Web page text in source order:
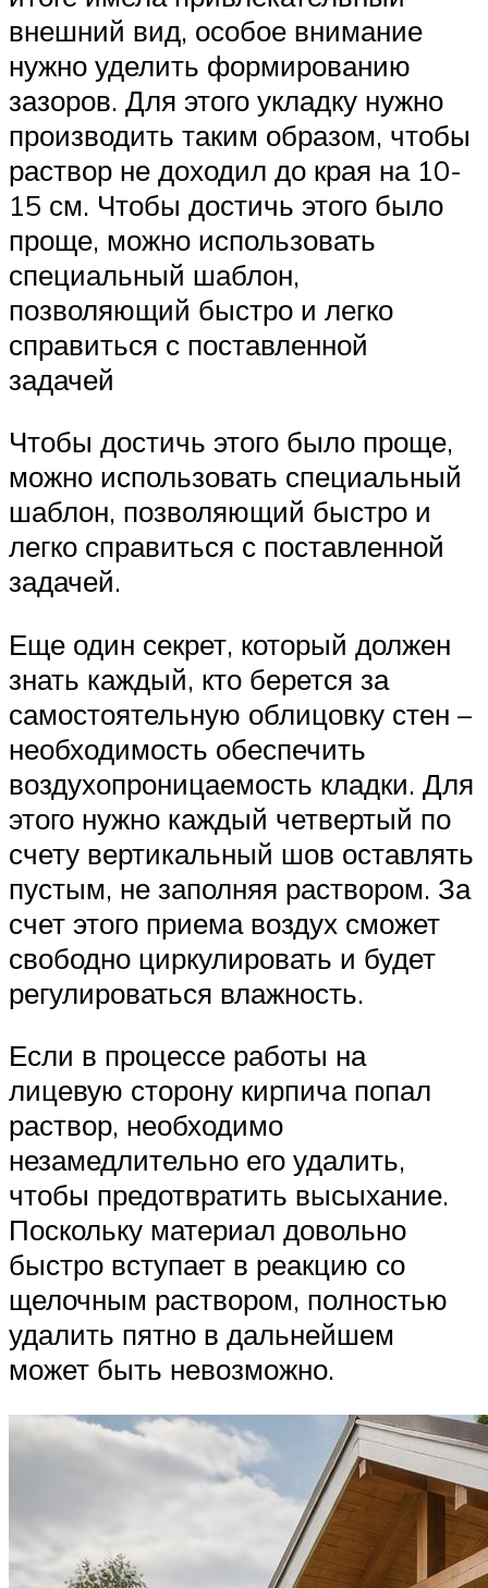
внешний вид, особое внимание
нужно уделить формированию
зазоров. Для этого укладку нужно
производить таким образом, чтобы
раствор не доходил до края на 10-
15 см. Чтобы достичь этого было
проще, можно использовать
специальный шаблон,
позволяющий быстро и легко
справиться с поставленной
задачей
Чтобы достичь этого было проще,
можно использовать специальный
шаблон, позволяющий быстро и
легко справиться с поставленной
задачей.
Еще один секрет, который должен
знать каждый, кто берется за
самостоятельную облицовку стен –
необходимость обеспечить
воздухопроницаемость кладки. Для
этого нужно каждый четвертый по
счету вертикальный шов оставлять
пустым, не заполняя раствором. За
счет этого приема воздух сможет
свободно циркулировать и будет
регулироваться влажность.
Если в процессе работы на
лицевую сторону кирпича попал
раствор, необходимо
незамедлительно его удалить,
чтобы предотвратить высыхание.
Поскольку материал довольно
быстро вступает в реакцию со
щелочным раствором, полностью
удалить пятно в дальнейшем
может быть невозможно.